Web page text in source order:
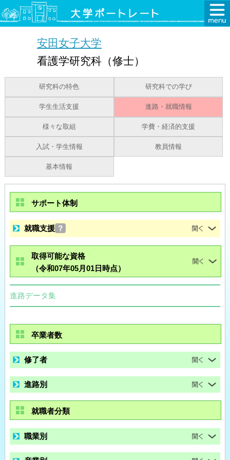
安田女子大学
看護学研究科（修士）
研究科の特色 研究科での学び
学生生活支援 進路・就職情報
様々な取組 学費・経済的支援
入試・学生情報 教員情報
基本情報
サポート体制
就職支援 ？
取得可能な資格
（令和07年05月01日時点）
進路データ集
卒業者数
修了者
進路別
就職者分類
職業別